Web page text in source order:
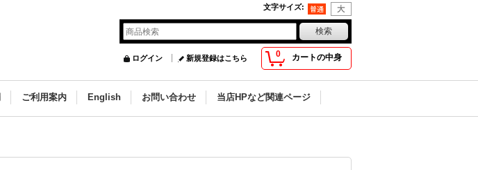
文字サイズ:
0 カートの中身
ログイン 新規登録はこちら
ご利用案内 English お問い合わせ 当店HPなど関連ページ